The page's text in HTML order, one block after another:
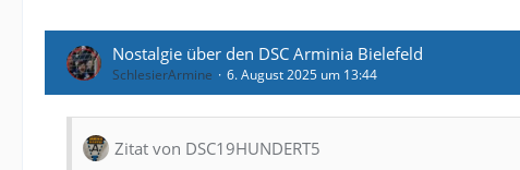
Nostalgie über den DSC Arminia Bielefeld
SchlesierArmine 6. August 2025 um 13:44
Zitat von DSC19HUNDERT5